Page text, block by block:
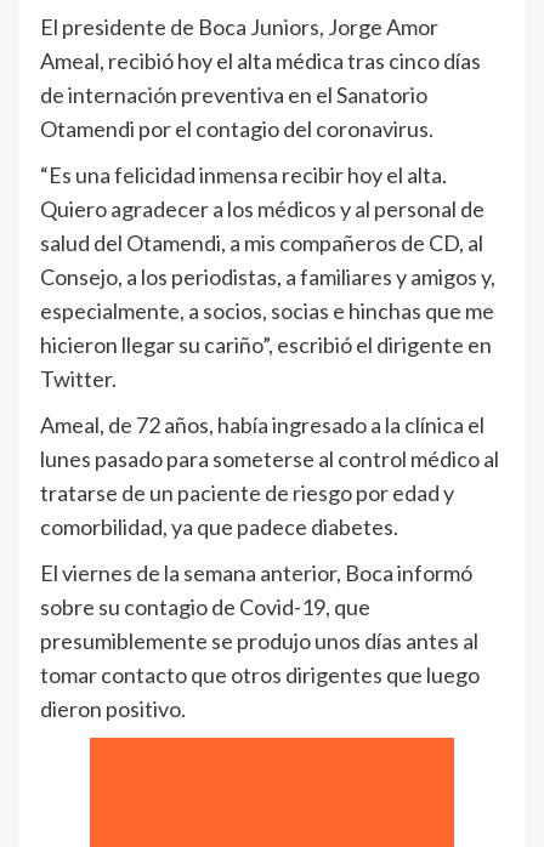
El presidente de Boca Juniors, Jorge Amor
Ameal, recibió hoy el alta médica tras cinco días
de internación preventiva en el Sanatorio
Otamendi por el contagio del coronavirus.
“Es una felicidad inmensa recibir hoy el alta.
Quiero agradecer a los médicos y al personal de
salud del Otamendi, a mis compañeros de CD, al
Consejo, a los periodistas, a familiares y amigos y,
especialmente, a socios, socias e hinchas que me
hicieron llegar su cariño”, escribió el dirigente en
Twitter.
Ameal, de 72 años, había ingresado a la clínica el
lunes pasado para someterse al control médico al
tratarse de un paciente de riesgo por edad y
comorbilidad, ya que padece diabetes.
El viernes de la semana anterior, Boca informó
sobre su contagio de Covid-19, que
presumiblemente se produjo unos días antes al
tomar contacto que otros dirigentes que luego
dieron positivo.